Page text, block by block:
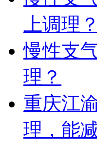
上调理？
慢性支
理？
重庆江
理，能